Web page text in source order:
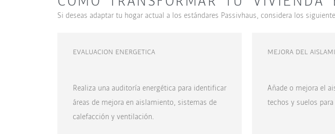
Si deseas adaptar tu hogar actual a los estándares Passivhaus, considera los
EVALUACION ENERGETICA
Realiza una auditoría energética para identificar
áreas de mejora en aislamiento, sistemas de
calefacción y ventilación.
MEJORA DEL
Añade o mejora el
techos y suelos